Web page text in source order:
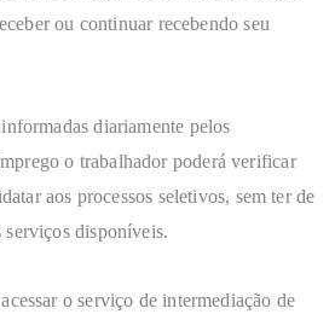
ou continuar recebendo seu
diariamente pelos
o trabalhador poderá verificar
aos processos seletivos, sem ter de
serviços disponíveis.
o serviço de intermediação de